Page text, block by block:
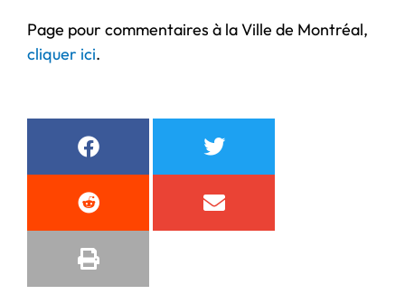
Page pour commentaires à la Ville de Montréal,
cliquer ici.